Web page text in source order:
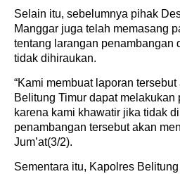
Selain itu, sebelumnya pihak
Manggar juga telah memasang
tentang larangan penambangan
tidak dihiraukan.
“Kami membuat laporan
Belitung Timur dapat melakukan
karena kami khawatir jika tidak
penambangan tersebut akan
Jum’at(3/2).
Sementara itu, Kapolres